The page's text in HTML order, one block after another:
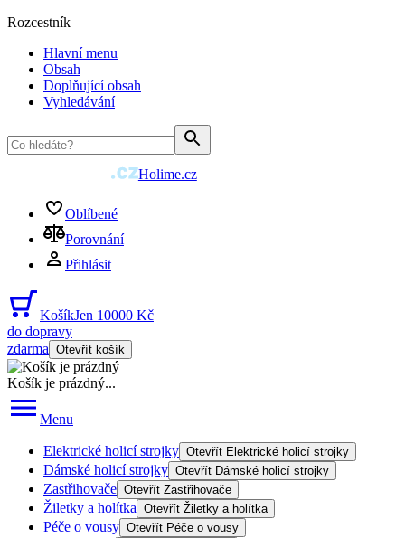
Rozcestník
Hlavní menu
Obsah
Doplňující obsah
Vyhledávání
Holime.cz
Oblíbené
Porovnání
Přihlásit
KošíkJen 10000 Kč
do dopravy
zdarma Otevřít košík
Košík je prázdný...
Menu
Elektrické holicí strojky Otevřít Elektrické holicí strojky
Dámské holicí strojky Otevřít Dámské holicí strojky
Zastřihovače Otevřít Zastřihovače
Žiletky a holítka Otevřít Žiletky a holítka
Péče o vousy Otevřít Péče o vousy